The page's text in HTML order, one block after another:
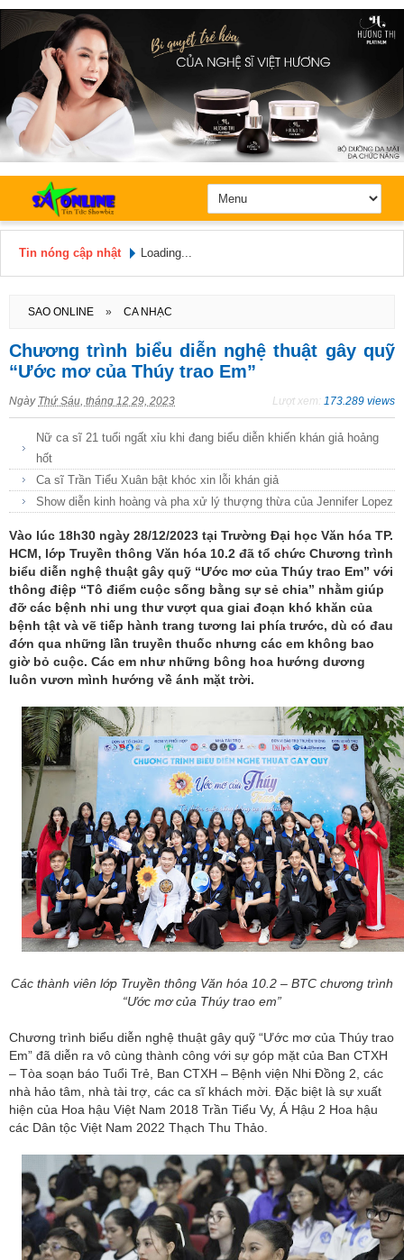
Tin nóng cập nhật Loading...
SAO ONLINE » CA NHẠC
Chương trình biểu diễn nghệ thuật gây quỹ
“Ước mơ của Thúy trao Em”
Ngày Thứ Sáu, tháng 12 29, 2023 Lượt xem: 173.289 views
Nữ ca sĩ 21 tuổi ngất xỉu khi đang biểu diễn khiến khán giả hoảng
hốt
Ca sĩ Trần Tiểu Xuân bật khóc xin lỗi khán giả
Show diễn kinh hoàng và pha xử lý thượng thừa của Jennifer Lopez
Vào lúc 18h30 ngày 28/12/2023 tại Trường Đại học Văn hóa TP.
HCM, lớp Truyền thông Văn hóa 10.2 đã tổ chức Chương trình
biểu diễn nghệ thuật gây quỹ “Ước mơ của Thúy trao Em” với
thông điệp “Tô điểm cuộc sống bằng sự sẻ chia” nhằm giúp
đỡ các bệnh nhi ung thư vượt qua giai đoạn khó khăn của
bệnh tật và vẽ tiếp hành trang tương lai phía trước, dù có đau
đớn qua những lần truyền thuốc nhưng các em không bao
giờ bỏ cuộc. Các em như những bông hoa hướng dương
luôn vươn mình hướng về ánh mặt trời.
Các thành viên lớp Truyền thông Văn hóa 10.2 – BTC chương trình
“Ước mơ của Thúy trao em”
Chương trình biểu diễn nghệ thuật gây quỹ “Ước mơ của Thúy trao
Em” đã diễn ra vô cùng thành công với sự góp mặt của Ban CTXH
– Tòa soạn báo Tuổi Trẻ, Ban CTXH – Bệnh viện Nhi Đồng 2, các
nhà hảo tâm, nhà tài trợ, các ca sĩ khách mời. Đặc biệt là sự xuất
hiện của Hoa hậu Việt Nam 2018 Trần Tiểu Vy, Á Hậu 2 Hoa hậu
các Dân tộc Việt Nam 2022 Thạch Thu Thảo.